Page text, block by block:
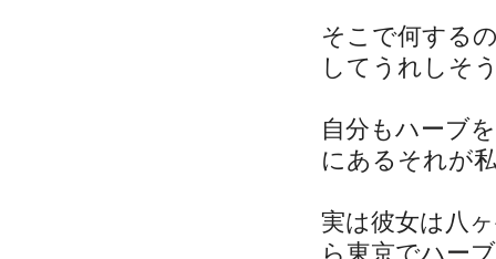
そこで何する
してうれしそ
自分もハーブ
にあるそれが
実は彼女は八
ら東京でハー